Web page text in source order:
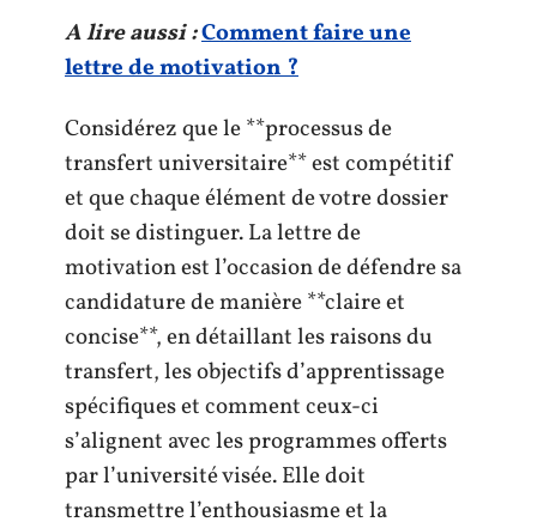
A lire aussi :Comment faire une
lettre de motivation ?
Considérez que le **processus de
transfert universitaire** est compétitif
et que chaque élément de votre dossier
doit se distinguer. La lettre de
motivation est l’occasion de défendre sa
candidature de manière **claire et
concise**, en détaillant les raisons du
transfert, les objectifs d’apprentissage
spécifiques et comment ceux-ci
s’alignent avec les programmes offerts
par l’université visée. Elle doit
transmettre l’enthousiasme et la